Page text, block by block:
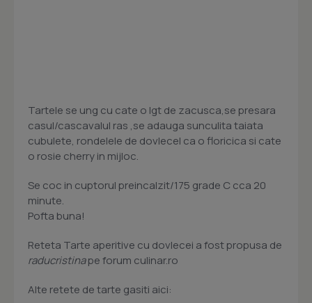
Tartele se ung cu cate o lgt de zacusca,se presara
casul/cascavalul ras ,se adauga sunculita taiata
cubulete, rondelele de dovlecel ca o floricica si cate
o rosie cherry in mijloc.
Se coc in cuptorul preincalzit/175 grade C cca 20
minute.
Pofta buna!
Reteta Tarte aperitive cu dovlecei a fost propusa de
raducristinape forum culinar.ro
Alte retete de tarte gasiti aici: